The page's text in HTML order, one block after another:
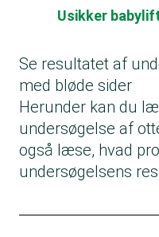
Usikker
Se resultatet af
med bløde sider
Herunder kan du
undersøgelse af
også læse, hvad
undersøgelsens